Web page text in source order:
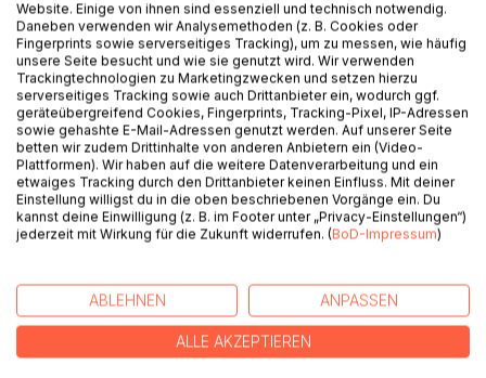
Ein unverbindliches "Ich melde mich" zum Abschied und
tagelanges Warten begann. Tage die vergehen, haben viel
zu viele Stunden, doch dann wenn man eigentlich die
Hoffnung schon fast aufgegeben hat, kommt der doch
noch, der Anruf.
Wir trafen uns immer öfters, lernten uns vorsichtig und
neugierig kennen und Stück für Stück fing er an, auf eine
ganz besondere Art, sich in mein Herz zu kämpfen. Eine
außergewöhnliche Romanze begann und er erwies sich als
meinen Seelenverwandten.
trennen. Wir erlebten viel, hatten Spaß am Leben, an neuen
Ideen und realisierten sie.
Wie oft hatte ich mich gefragt, ob diese Beziehung mit ihm
Website. Einige von ihnen sind essenziell und technisch notwendig.
Daneben verwenden wir Analysemethoden (z. B. Cookies oder
Fingerprints sowie serverseitiges Tracking), um zu messen, wie häufig
unsere Seite besucht und wie sie genutzt wird. Wir verwenden
Trackingtechnologien zu Marketingzwecken und setzen hierzu
serverseitiges Tracking sowie auch Drittanbieter ein, wodurch ggf.
geräteübergreifend Cookies, Fingerprints, Tracking-Pixel, IP-Adressen
sowie gehashte E-Mail-Adressen genutzt werden. Auf unserer Seite
betten wir zudem Drittinhalte von anderen Anbietern ein (Video-
Plattformen). Wir haben auf die weitere Datenverarbeitung und ein
etwaiges Tracking durch den Drittanbieter keinen Einfluss. Mit deiner
Einstellung willigst du in die oben beschriebenen Vorgänge ein. Du
kannst deine Einwilligung (z. B. im Footer unter „Privacy-Einstellungen“)
jederzeit mit Wirkung für die Zukunft widerrufen. (BoD-Impressum)
ABLEHNEN ANPASSEN
ALLE AKZEPTIEREN